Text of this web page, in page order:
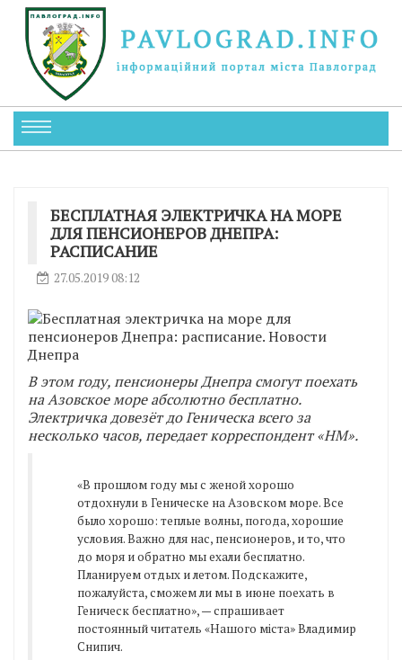
БЕСПЛАТНАЯ ЭЛЕКТРИЧКА НА МОРЕ
ДЛЯ ПЕНСИОНЕРОВ ДНЕПРА:
РАСПИСАНИЕ
27.05.2019 08:12
В этом году, пенсионеры Днепра смогут поехать
на Азовское море абсолютно бесплатно.
Электричка довезёт до Геническа всего за
несколько часов, передает корреспондент «НМ».
«В прошлом году мы с женой хорошо
отдохнули в Геническе на Азовском море. Все
было хорошо: теплые волны, погода, хорошие
условия. Важно для нас, пенсионеров, и то, что
до моря и обратно мы ехали бесплатно.
Планируем отдых и летом. Подскажите,
пожалуйста, сможем ли мы в июне поехать в
Геническ бесплатно», — спрашивает
постоянный читатель «Нашого міста» Владимир
Снипич.